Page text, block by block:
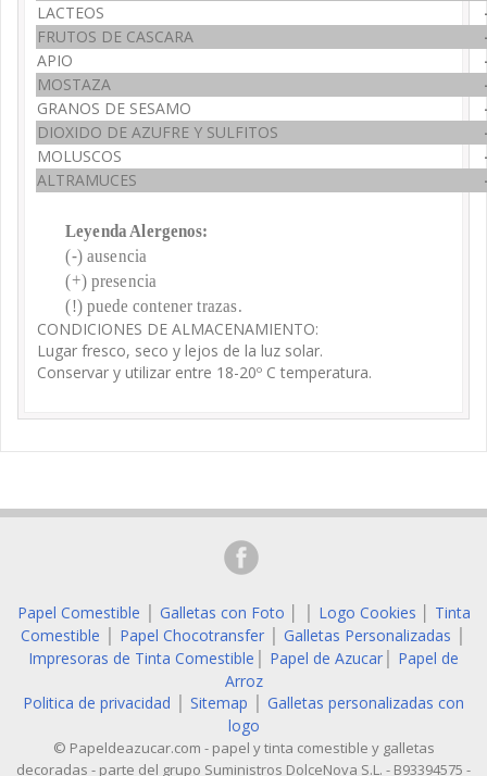
LACTEOS
FRUTOS DE CASCARA
APIO
MOSTAZA
GRANOS DE SESAMO
DIOXIDO DE AZUFRE Y SULFITOS
MOLUSCOS
ALTRAMUCES
Leyenda Alergenos:
(-) ausencia
(+) presencia
(!) puede contener trazas.
CONDICIONES DE ALMACENAMIENTO:
Lugar fresco, seco y lejos de la luz solar.
Conservar y utilizar entre 18-20º C temperatura.
Papel Comestible Galletas con Foto Logo Cookies
Tinta
Comestible
Papel Chocotransfer Galletas Personalizadas
Impresoras de Tinta Comestible Papel de Azucar
Papel de
Arroz
Politica de privacidad
Sitemap
Galletas personalizadas con
logo
© Papeldeazucar.com - papel y tinta comestible y galletas
decoradas - parte del grupo Suministros DolceNova S.L. - B93394575 -